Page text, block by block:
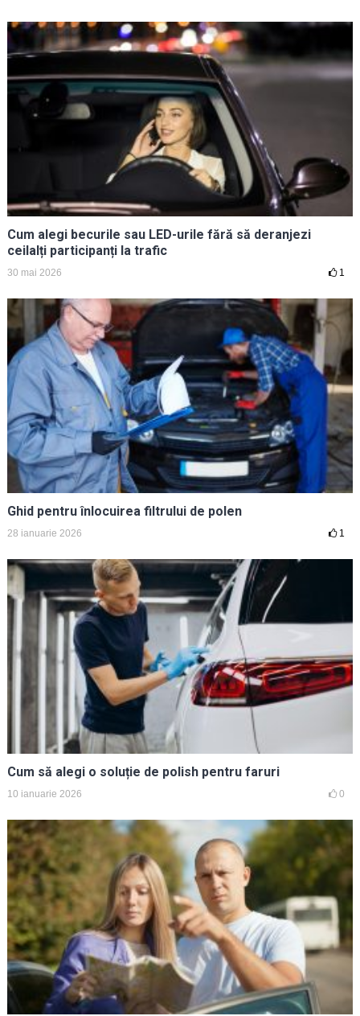
Cum alegi becurile sau LED-urile fără să deranjezi
ceilalți participanți la trafic
30 mai 2026 1
Ghid pentru înlocuirea filtrului de polen
28 ianuarie 2026 1
Cum să alegi o soluție de polish pentru faruri
10 ianuarie 2026 0